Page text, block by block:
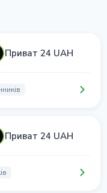
Приват 24 UAH
Приват 24 UAH